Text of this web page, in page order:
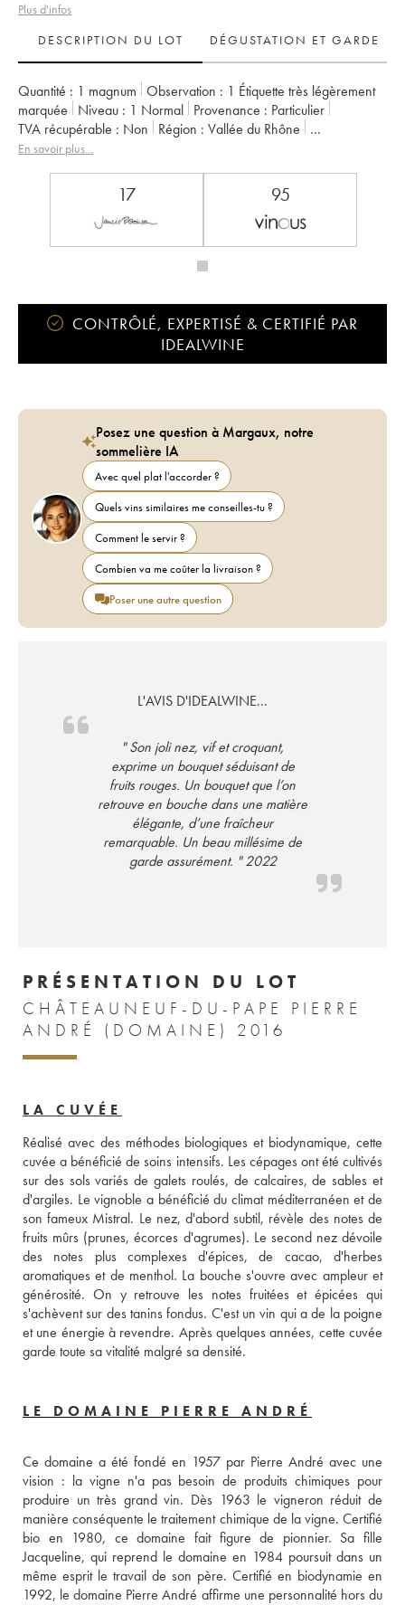
Plus d'infos
DESCRIPTION DU LOT
DÉGUSTATION ET GARDE
Quantité : 1 magnum Observation : 1 Étiquette très légèrement
marquée
Niveau : 1 Normal Provenance : particulier
TVA récupérable :
non Région :
Vallée du Rhône
Appellation :
En savoir plus...
17 95
CONTRÔLÉ, EXPERTISÉ & CERTIFIÉ PAR
IDEALWINE
Posez une question à Margaux, notre
sommelière IA
Avec quel plat l'accorder ?
Quels vins similaires me conseilles-tu ?
Comment le servir ?
Combien va me coûter la livraison ?
Poser une autre question
L'AVIS D'IDEALWINE...
" Son joli nez, vif et croquant,
exprime un bouquet séduisant de
fruits rouges. Un bouquet que l’on
retrouve en bouche dans une matière
élégante, d’une fraîcheur
remarquable. Un beau millésime de
garde assurément. " 2022
PRÉSENTATION DU LOT
CHÂTEAUNEUF-DU-PAPE PIERRE
ANDRÉ (DOMAINE) 2016
LA CUVÉE
Réalisé avec des méthodes biologiques et biodynamique, cette
cuvée a bénéficié de soins intensifs. Les cépages ont été cultivés
sur des sols variés de galets roulés, de calcaires, de sables et
d'argiles. Le vignoble a bénéficié du climat méditerranéen et de
son fameux Mistral. Le nez, d'abord subtil, révèle des notes de
fruits mûrs (prunes, écorces d'agrumes). Le second nez dévoile
des notes plus complexes d'épices, de cacao, d'herbes
aromatiques et de menthol. La bouche s'ouvre avec ampleur et
générosité. On y retrouve les notes fruitées et épicées qui
s'achèvent sur des tanins fondus. C'est un vin qui a de la poigne
et une énergie à revendre. Après quelques années, cette cuvée
LE DOMAINE PIERRE ANDRÉ
Ce domaine a été fondé en 1957 par Pierre André avec une
vision : la vigne n'a pas besoin de produits chimiques pour
produire un très grand vin. Dès 1963 le vigneron réduit de
manière conséquente le traitement chimique de la vigne. Certifié
bio en 1980, ce domaine fait figure de pionnier. Sa fille
Jacqueline, qui reprend le domaine en 1984 poursuit dans un
même esprit le travail de son père. Certifié en biodynamie en
1992, le domaine Pierre André affirme une personnalité hors du